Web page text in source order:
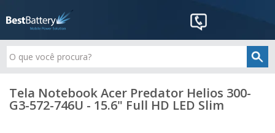
Tela Notebook Acer Predator Helios 300-
G3-572-746U - 15.6" Full HD LED Slim